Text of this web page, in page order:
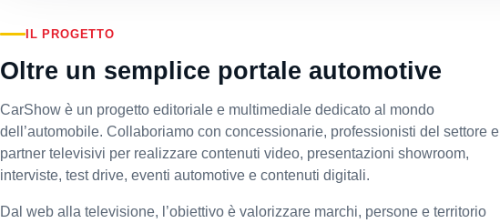
IL PROGETTO
Oltre un semplice portale automotive
CarShow è un progetto editoriale e multimediale dedicato al mondo
dell’automobile. Collaboriamo con concessionarie, professionisti del settore e
partner televisivi per realizzare contenuti video, presentazioni showroom,
interviste, test drive, eventi automotive e contenuti digitali.
Dal web alla televisione, l’obiettivo è valorizzare marchi, persone e territorio